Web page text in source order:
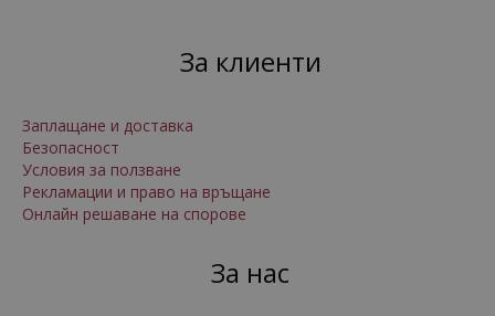
За клиенти
Заплащане и доставка
Безопасност
Условия за ползване
Рекламации и право на връщане
Онлайн решаване на спорове
За нас